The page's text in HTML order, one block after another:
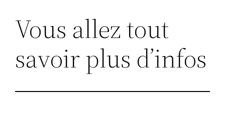
Vous allez tout
savoir plus d’infos